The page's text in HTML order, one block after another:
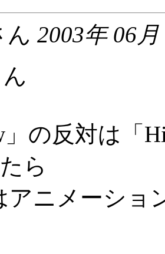
ん 2003年 06
」の反対は「
ら
アニメーシ